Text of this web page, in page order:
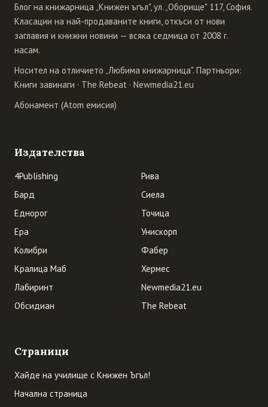
Блог на книжарница „Книжен ъгъл", ул. „Оборище" 117, София.
Класации на най-продаваните книги, откъси от нови
заглавия и книжни новини — всяка седмица от 2008 г.
насам.
Носител на отличието „Любима книжарница". Партньори:
Книги завинаги · The Rebeat · Newmedia21.eu
Абонамент (Atom емисия)
Издателства
4Publishing
Бард
Еднорог
Ера
Колибри
Кралица Маб
Лабиринт
Обсидиан
Рива
Сиела
Точица
Унискорп
Фабер
Хермес
Newmedia21.eu
The Rebeat
Страници
Хайде на училище с Книжен Ъгъл!
Начална страница